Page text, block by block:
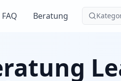
FAQ Beratung